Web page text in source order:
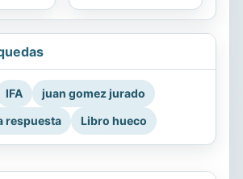
IFA
juan gomez jurado
respuesta Libro hueco